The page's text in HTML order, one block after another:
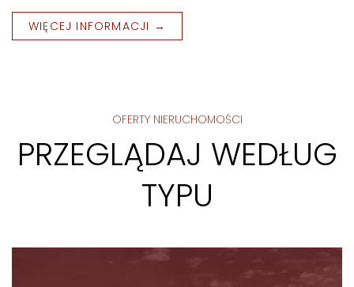
WIĘCEJ INFORMACJI →
OFERTY NIERUCHOMOŚCI
PRZEGLĄDAJ WEDŁUG
TYPU